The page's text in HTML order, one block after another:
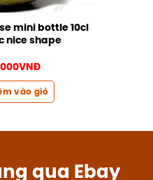
mini bottle 10cl
nice shape
VNĐ
vào giỏ
qua Ebay